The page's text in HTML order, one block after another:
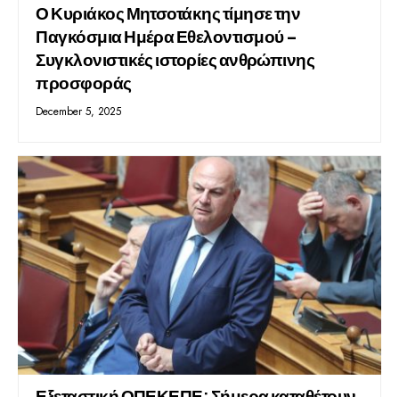
Ο Κυριάκος Μητσοτάκης τίμησε την
Παγκόσμια Ημέρα Εθελοντισμού –
Συγκλονιστικές ιστορίες ανθρώπινης
προσφοράς
December 5, 2025